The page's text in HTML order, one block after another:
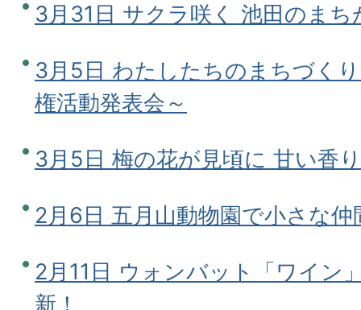
3月31日 サクラ咲く 池田のま
3月5日 わたしたちのまちづく
権活動発表会～
3月5日 梅の花が見頃に 甘い香
2月6日 五月山動物園で小さな仲
2月11日 ウォンバット「ワイン
新！